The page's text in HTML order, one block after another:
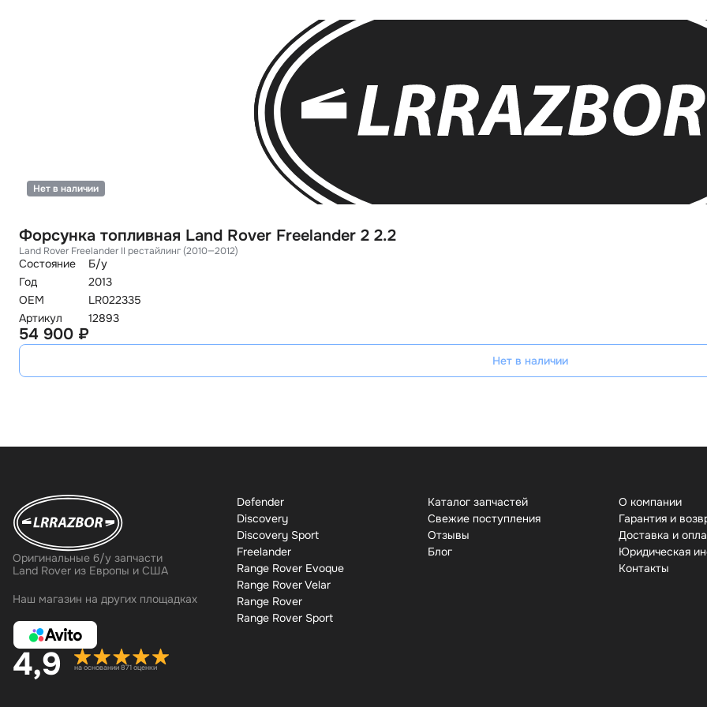
Форсунка топливная Land Rover Freelander 2 2.2
Land Rover Freelander II рестайлинг (2010—2012)
Состояние
Б/у
Год
2013
OEM
LR022335
Артикул
12893
Нет в наличии
54 900 ₽
Нет в наличии
Оригинальные б/у запчасти
Land Rover из Европы и США
Наш магазин на других площадках
4,9 на основании 871 оценки
Defender
Discovery
Discovery Sport
Freelander
Range Rover Evoque
Range Rover Velar
Range Rover
Range Rover Sport
Каталог запчастей
Свежие поступления
Отзывы
Бло
О компании
Гарантия и
Доставка и
Юридическая
Контакты